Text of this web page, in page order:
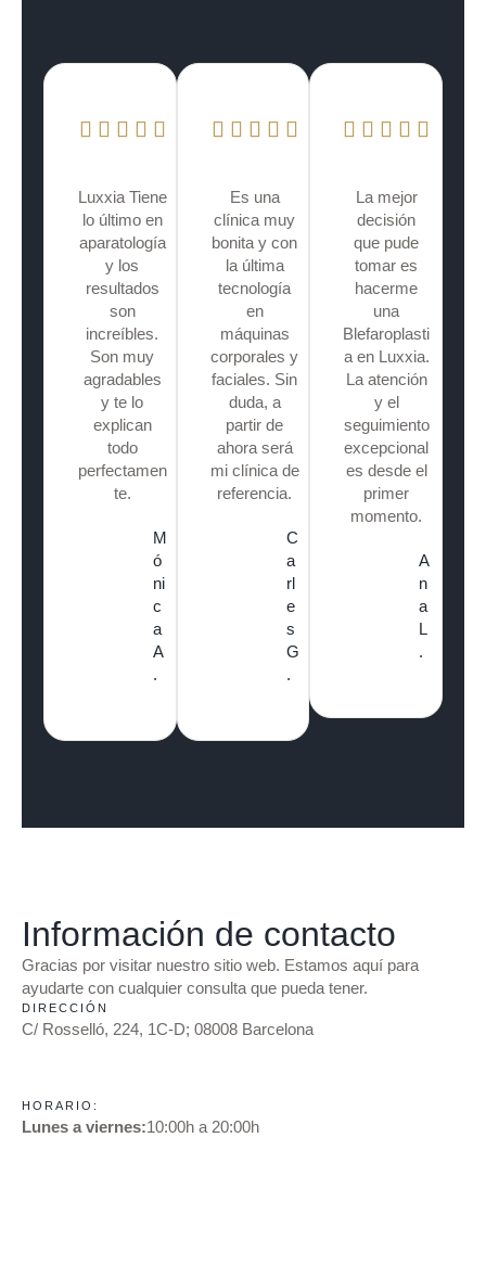
Luxxia Tiene
lo último en
aparatología
y los
resultados
son
increíbles.
Son muy
agradables
y te lo
explican
todo
perfectamen
te.
M
ó
ni
c
a
A
.
Es una
clínica muy
bonita y con
la última
tecnología
en
máquinas
corporales y
faciales. Sin
duda, a
partir de
ahora será
mi clínica de
referencia.
C
a
rl
e
s
G
.
La mejor
decisión
que pude
tomar es
hacerme
una
Blefaroplasti
a en Luxxia.
La atención
y el
seguimiento
excepcional
es desde el
primer
momento.
A
n
a
L
.
Información de contacto
Gracias por visitar nuestro sitio web. Estamos aquí para
ayudarte con cualquier consulta que pueda tener.
DIRECCIÓN
C/ Rosselló, 224, 1C-D; 08008 Barcelona
HORARIO:
Lunes a viernes:10:00h a 20:00h